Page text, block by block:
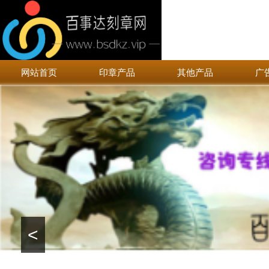
网站首页 印章产品 其他产品 广
<